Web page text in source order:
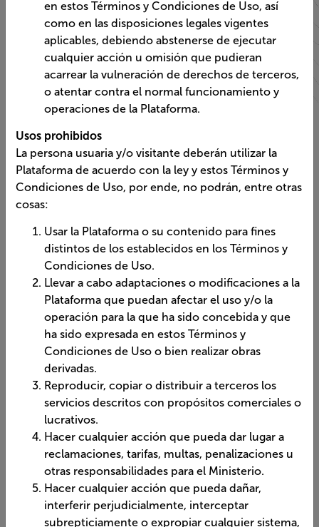
como en las disposiciones legales vigentes
aplicables, debiendo abstenerse de ejecutar
cualquier acción u omisión que pudieran
acarrear la vulneración de derechos de terceros,
o atentar contra el normal funcionamiento y
operaciones de la Plataforma.
La persona usuaria y/o visitante deberán utilizar la
Plataforma de acuerdo con la ley y estos Términos y
Condiciones de Uso, por ende, no podrán, entre otras
cosas:
distintos de los establecidos en los Términos y
Condiciones de Uso.
Llevar a cabo adaptaciones o modificaciones a la
Plataforma que puedan afectar el uso y/o la
operación para la que ha sido concebida y que
ha sido expresada en estos Términos y
Condiciones de Uso o bien realizar obras
derivadas.
Reproducir, copiar o distribuir a terceros los
servicios descritos con propósitos comerciales o
lucrativos.
Hacer cualquier acción que pueda dar lugar a
reclamaciones, tarifas, multas, penalizaciones u
otras responsabilidades para el Ministerio.
Hacer cualquier acción que pueda dañar,
interferir perjudicialmente, interceptar
subrepticiamente o expropiar cualquier sistema,